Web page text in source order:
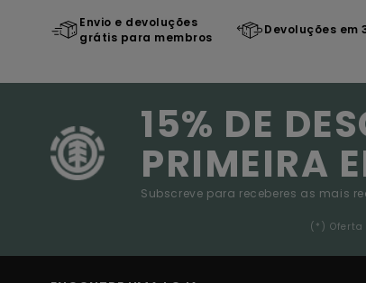
Envio e devoluções
grátis para membros
Devoluções em
15% DE
PRIMEIRA
Subscreve para receberes as mais
(*)